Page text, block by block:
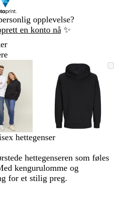
opplevelse?
en konto nå ✨
som
kan
zoomes
til
minimum
for
å
utvide
tastene
pluss
og
minus
for
å
zoome
piltastene
for
å
Bilde
som
zoomes
Zoomet
til
minimum
Klikk
Bruk
tastene
piltastene
for
hettegenser
hettegenseren som føles
kengurulomme og
for et stilig preg.